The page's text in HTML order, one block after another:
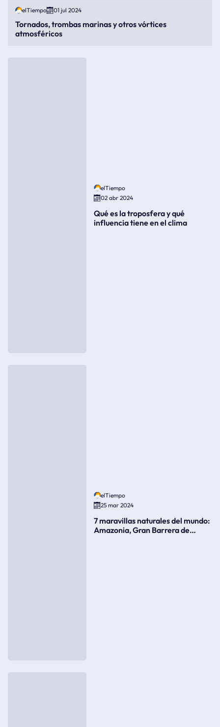
elTiempo 01 jul 2024
Tornados, trombas marinas y otros vórtices
atmosféricos
elTiempo
02 abr 2024
Qué es la troposfera y qué
influencia tiene en el clima
elTiempo
25 mar 2024
7 maravillas naturales del mundo:
Amazonia, Gran Barrera de